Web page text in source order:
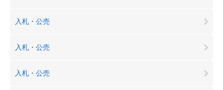
入札・公売
入札・公売
入札・公売